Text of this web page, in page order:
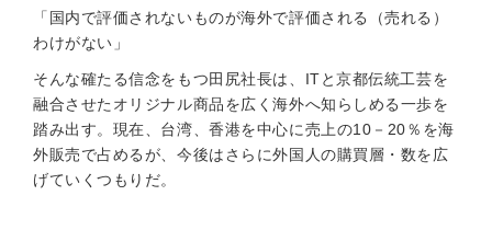
「国内で評価されないものが海外で評価される（売れる）
わけがない」
そんな確たる信念をもつ田尻社長は、ITと京都伝統工芸を
融合させたオリジナル商品を広く海外へ知らしめる一歩を
踏み出す。現在、台湾、香港を中心に売上の10－20％を海
外販売で占めるが、今後はさらに外国人の購買層・数を広
げていくつもりだ。